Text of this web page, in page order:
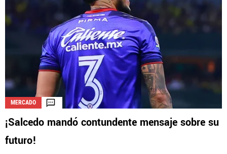
MERCADO
¡Salcedo mandó contundente mensaje sobre su
futuro!